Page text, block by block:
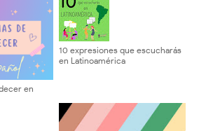
en
10 expresiones que escucharás
en Latinoamérica